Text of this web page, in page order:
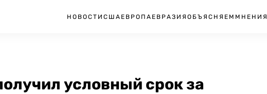
НОВОСТИ США ЕВРОПА ЕВРАЗИЯ ОБЪЯСНЯЕМ МНЕНИЯ
условный срок за